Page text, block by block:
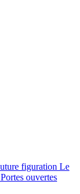
figuration Le
Portes ouvertes